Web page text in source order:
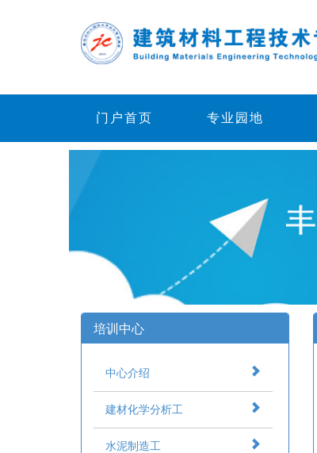
门户首页 专业园地
培训中心
中心介绍
建材化学分析工
水泥制造工